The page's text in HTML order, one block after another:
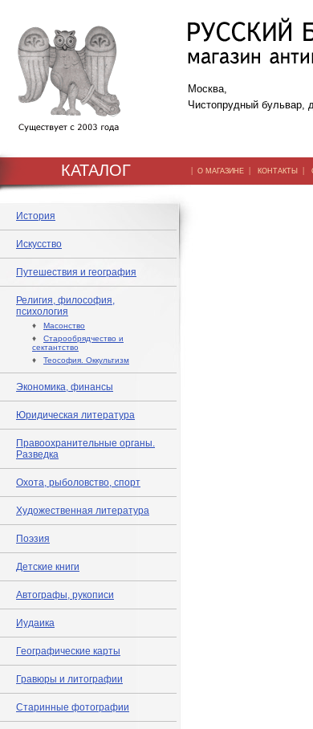
Москва,
Чистопрудный бульвар,
КАТАЛОГ | О МАГАЗИНЕ | КОНТАКТЫ |
История
Искусство
Путешествия и география
Религия, философия,
психология
♦ Масонство
♦ Старообрядчество и
сектантство
♦ Теософия. Оккультизм
Экономика, финансы
Юридическая литература
Правоохранительные органы.
Разведка
Охота, рыболовство, спорт
Художественная литература
Поэзия
Детские книги
Автографы, рукописи
Иудаика
Географические карты
Гравюры и литографии
Старинные фотографии